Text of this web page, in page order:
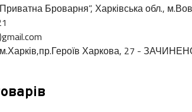
Броварня”, Харківська обл.,
Харкова, 27 -